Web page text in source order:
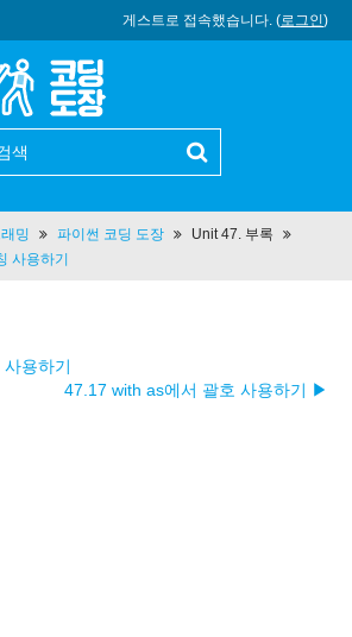
게스트로 접속했습니다. (로그인)
밍 파이썬 코딩 도장
Unit 47. 부록
사용하기
용하기
47.17 with as에서 괄호 사용하기 ▶︎